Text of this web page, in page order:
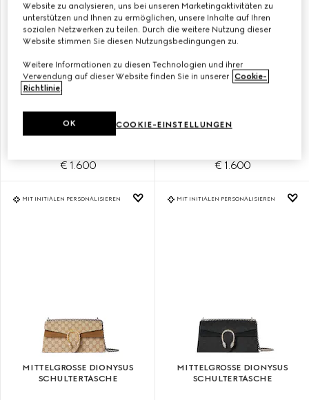
KLEINE DIONYSUS
SCHULTERTASCHE
€ 1.600
SCHULTERTASCHE
€ 1.600
MIT INITIALEN PERSONALISIEREN
MITTELGROSSE DIONYSUS S
CHULTERTASCHE
MIT INITIALEN PERSONALISIEREN
MITTELGROSSE DIONYSUS S
CHULTERTASCHE
Website zu analysieren, uns bei unseren Marketingaktivitäten zu
unterstützen und Ihnen zu ermöglichen, unsere Inhalte auf Ihren
sozialen Netzwerken zu teilen. Durch die weitere Nutzung dieser
Website stimmen Sie diesen Nutzungsbedingungen zu.
Weitere Informationen zu diesen Technologien und ihrer
Verwendung auf dieser Website finden Sie in unserer Cookie-
Richtlinie.
COOKIE-EINSTELLUNGEN
OK